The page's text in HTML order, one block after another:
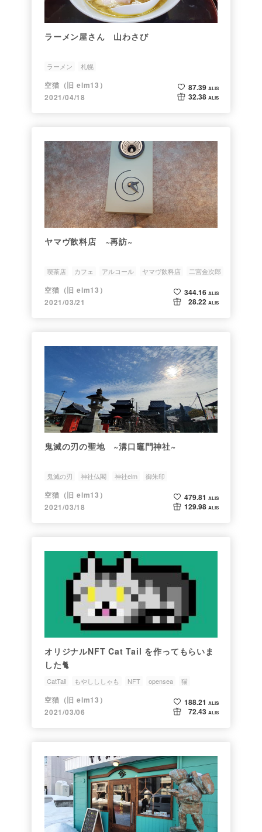
ラーメン屋さん 山わさび
ラーメン 札幌
空猫（旧 elm13）
2021/04/18
87.39 ALIS
32.38 ALIS
ヤマヴ飲料店 ~再訪~
喫茶店 カフェ アルコール ヤマヴ飲料店 二宮金次郎
空猫（旧 elm13）
2021/03/21
344.16 ALIS
28.22 ALIS
鬼滅の刃の聖地 ~溝口竈門神社~
鬼滅の刃 神社仏閣 神社elm 御朱印
空猫（旧 elm13）
2021/03/18
479.81 ALIS
129.98 ALIS
オリジナルNFT Cat Tail を作ってもらいま
した🐈
CatTail もやしししゃも NFT opensea 猫
空猫（旧 elm13）
2021/03/06
188.21 ALIS
72.43 ALIS